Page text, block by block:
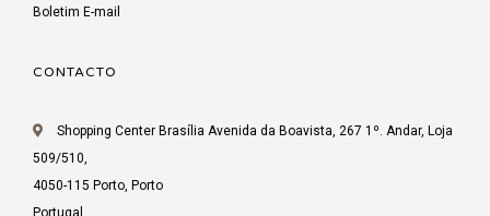
Boletim E-mail
CONTACTO
Shopping Center Brasília Avenida da Boavista, 267 1º. Andar, Loja
509/510,
4050-115 Porto, Porto
Portugal